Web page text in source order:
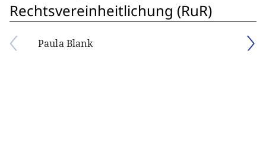
Rechtsvereinheitlichung (RuR)
Paula Blank